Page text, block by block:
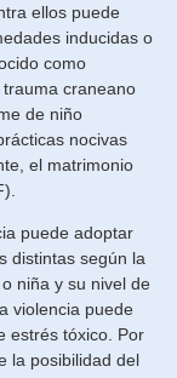
ellos puede
inducidas o
como
craneano
de niño
nocivas
el matrimonio
puede adoptar
distintas según la
niña y su nivel de
violencia puede
estrés tóxico. Por
la posibilidad del